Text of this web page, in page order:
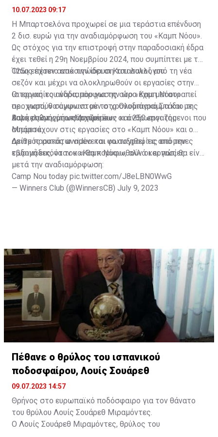
10.07.2023 09:17
H Μπαρτσελόνα προχωρεί σε μια τεράστια επένδυση
2 δισ. ευρώ για την αναδιαμόρφωση του «Καμπ Νόου».
Ως στόχος για την επιστροφή στην παραδοσιακή έδρα
έχει τεθεί η 29η Νοεμβρίου 2024, που συμπίπτει με την
125η επέτειο από την ίδρυση του συλλόγου.
Όπως έχουν ανακοινώσει οι Καταλανοί, από τη νέα
σεζόν και μέχρι να ολοκληρωθούν οι εργασίες στην
ιστορική του έδρα, που για την ώρα έχει μετατραπεί
σε... γιαπί, θα αγωνιστούν στο Ολυμπιακό Στάδιο της
Βαρκελώνης, το «Μονζουίκ».
Οι εργασίες αναδιαμόρφωσης στο «Καμπ Νόου»
προχωρούν σύμφωνα με το χρονοδιάγραμμα και με
καλό ρυθμό, όπως αναφέρουν οι άνθρωποι της
Μπάρσα.
Αυτή τη στιγμή υπάρχουν έως και 250 εργαζόμενοι που
συμμετέχουν στις εργασίες στο «Καμπ Νόου» και ο
αριθμός αυτός αναμένεται να αυξηθεί τις επόμενες
εβδομάδες, όταν και θα κορυφωθούν οι εργασίες.
Δείτε παρακάτω video και φωτογραφίες από την
τωρινή εικόνα του «Καμπ Νόου», αλλά και πώς θα είναι
μετά την αναδιαμόρφωση:
Camp Nou today pic.twitter.com/J8eLBN0WwG
— Winners Club (@WinnersCB) July 9, 2023
Πέθανε ο θρύλος του ισπανικού
ποδοσφαίρου, Λουίς Σουάρεθ
09.07.2023 14:57
Θρήνος στο ευρωπαϊκό ποδόσφαιρο για τον θάνατο
του θρύλου Λουίς Σουάρεθ Μιραμόντες.
Ο Λουίς Σουάρεθ Μιραμόντες, θρύλος του